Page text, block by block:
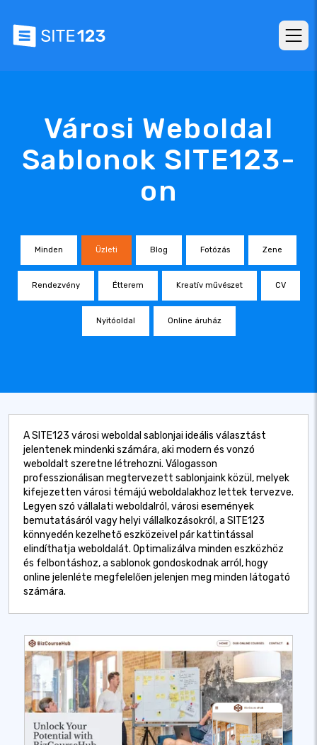
Városi Weboldal
Sablonok SITE123-
on
Minden Üzleti Blog Fotózás Zene
Rendezvény Étterem Kreatív művészet CV
Nyitóoldal Online áruház
A SITE123 városi weboldal sablonjai ideális választást
jelentenek mindenki számára, aki modern és vonzó
weboldalt szeretne létrehozni. Válogasson
professzionálisan megtervezett sablonjaink közül, melyek
kifejezetten városi témájú weboldalakhoz lettek tervezve.
Legyen szó vállalati weboldalról, városi események
bemutatásáról vagy helyi vállalkozásokról, a SITE123
könnyedén kezelhető eszközeivel pár kattintással
elindíthatja weboldalát. Optimalizálva minden eszközhöz
és felbontáshoz, a sablonok gondoskodnak arról, hogy
online jelenléte megfelelően jelenjen meg minden látogató
számára.